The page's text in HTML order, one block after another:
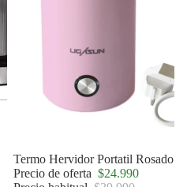
Oferta
Termo Hervidor Portatil Rosado
Precio de oferta $24.990